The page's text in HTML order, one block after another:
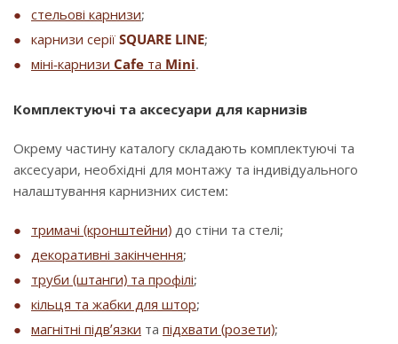
стельові карнизи;
карнизи серії SQUARE LINE;
міні-карнизи Cafe та Mini.
Комплектуючі та аксесуари для карнизів
Окрему частину каталогу складають комплектуючі та
аксесуари, необхідні для монтажу та індивідуального
налаштування карнизних систем:
тримачі (кронштейни) до стіни та стелі;
декоративні закінчення;
труби (штанги) та профілі;
кільця та жабки для штор;
магнітні підв’язки та підхвати (розети);